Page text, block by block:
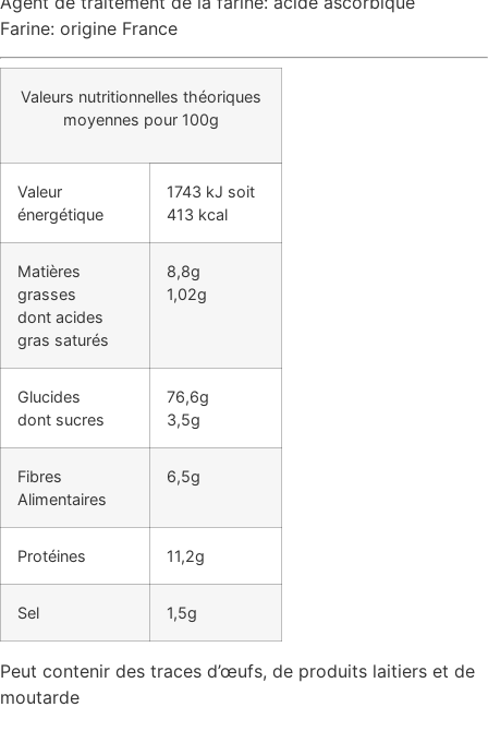
Farine: origine France
Valeurs nutritionnelles théoriques
moyennes pour 100g
Valeur
énergétique
1743 kJ soit
413 kcal
Matières
grasses
dont acides
gras saturés
8,8g
1,02g
Glucides
dont sucres
76,6g
3,5g
Fibres
Alimentaires
6,5g
Protéines 11,2g
Sel 1,5g
Peut contenir des traces d’œufs, de produits laitiers et de
moutarde